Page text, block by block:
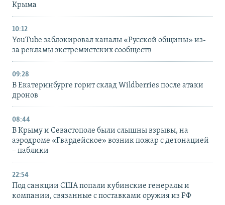
Крыма
10:12
YouTube заблокировал каналы «Русской общины» из-
за рекламы экстремистских сообществ
09:28
В Екатеринбурге горит склад Wildberries после атаки
дронов
08:44
В Крыму и Севастополе были слышны взрывы, на
аэродроме «Гвардейское» возник пожар с детонацией
– паблики
22:54
Под санкции США попали кубинские генералы и
компании, связанные с поставками оружия из РФ